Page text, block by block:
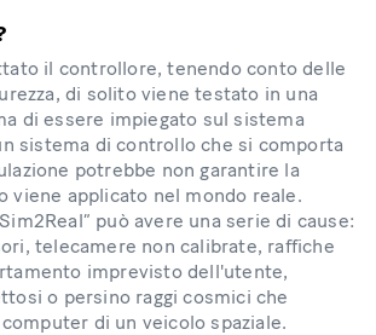
il controllore, tenendo conto delle
di solito viene testato in una
di essere impiegato sul sistema
sistema di controllo che si comporta
potrebbe non garantire la
viene applicato nel mondo reale.
può avere una serie di cause:
telecamere non calibrate, raffiche
imprevisto dell'utente,
o persino raggi cosmici che
di un veicolo spaziale.